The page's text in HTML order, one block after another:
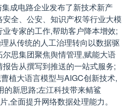
成电路企业发布了新技术新产
全、公安、知识产权等行业大模
专家的工作,帮助客户降本增效;
从传统的人工治理转向以数据驱
思集团聚焦舆情管理,赋能大语
告从撰写到推送的一站式服务;
植大语言模型与AIGC创新技术,
的新思路;左江科技带来鲭鲨
,全面提升网络数据处理能力。